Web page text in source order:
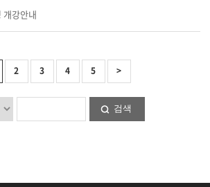
개강안내
2 3 4 5 >
검색